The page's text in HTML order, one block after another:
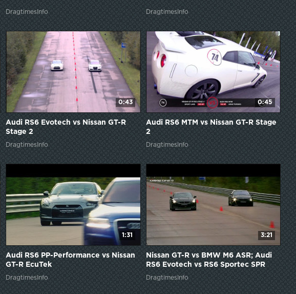
DragtimesInfo DragtimesInfo
0:43
Audi RS6 Evotech vs Nissan GT-R
Stage 2
DragtimesInfo
0:45
Audi RS6 MTM vs Nissan GT-R Stage
2
DragtimesInfo
1:31
Audi RS6 PP-Performance vs Nissan
GT-R EcuTek
DragtimesInfo
3:21
Nissan GT-R vs BMW M6 ASR; Audi
RS6 Evotech vs RS6 Sportec SPR
800; Audi RS6 MC Chip vs Evotech;
DragtimesInfo